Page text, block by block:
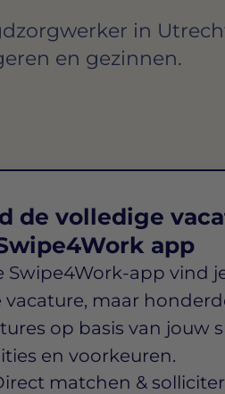
in
en gezinnen.
de volledige
app
Swipe4Work-app vind
vacature, maar
op basis van jouw
en voorkeuren.
matchen &